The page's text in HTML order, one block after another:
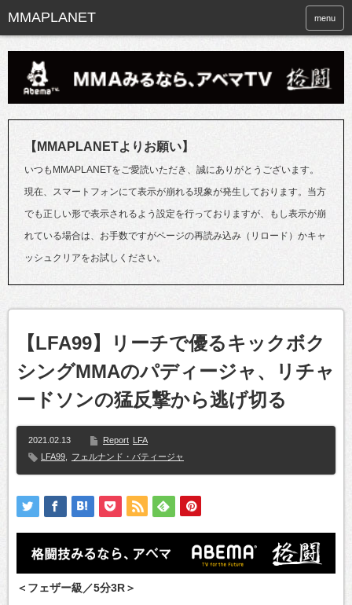
menu
【MMAPLANETよりお願い】
いつもMMAPLANETをご愛読いただき、誠にありがとうございます。
現在、スマートフォンにて表示が崩れる現象が発生しております。当方
でも正しい形で表示されるよう設定を行っておりますが、もし表示が崩
れている場合は、お手数ですがページの再読み込み（リロード）かキャ
ッシュクリアをお試しください。
【LFA99】リーチで優るキックボク
シングMMAのパディージャ、リチャ
ードソンの猛反撃から逃げ切る
2021.02.13 Report LFA
LFA99
フェルナンド・バティージャ
＜フェザー級／5分3R＞